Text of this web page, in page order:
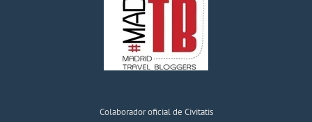
Colaborador oficial de Civitatis